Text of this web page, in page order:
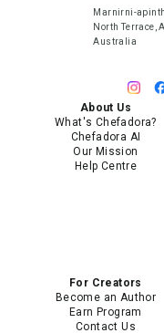
Marnirni-
North Terrace,
Australia
About Us
What's Chefadora?
Chefadora AI
Our Mission
Help Centre
For Creators
Become an Author
Earn Program
Contact Us